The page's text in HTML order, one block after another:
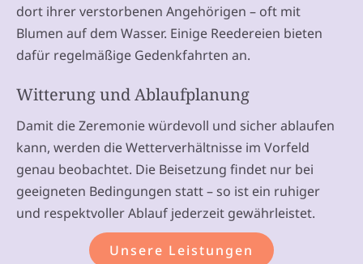
dort ihrer verstorbenen Angehörigen – oft mit
Blumen auf dem Wasser. Einige Reedereien bieten
dafür regelmäßige Gedenkfahrten an.
Witterung und Ablaufplanung
Damit die Zeremonie würdevoll und sicher ablaufen
kann, werden die Wetterverhältnisse im Vorfeld
genau beobachtet. Die Beisetzung findet nur bei
geeigneten Bedingungen statt – so ist ein ruhiger
und respektvoller Ablauf jederzeit gewährleistet.
Unsere Leistungen